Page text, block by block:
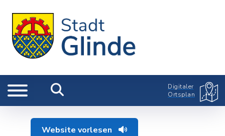
Digitaler
Ortsplan
Website vorlesen